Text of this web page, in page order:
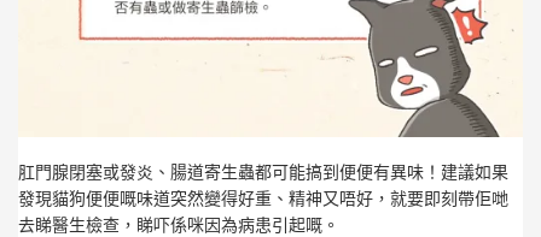
肛門腺閉塞或發炎、 腸道寄生蟲都可能搞到便便有異味！建議如果
發現貓狗便便嘅味道突然變得好重、精神又唔好，就要即刻帶佢哋
去睇醫生檢查，睇吓係咪因為病患引起嘅。